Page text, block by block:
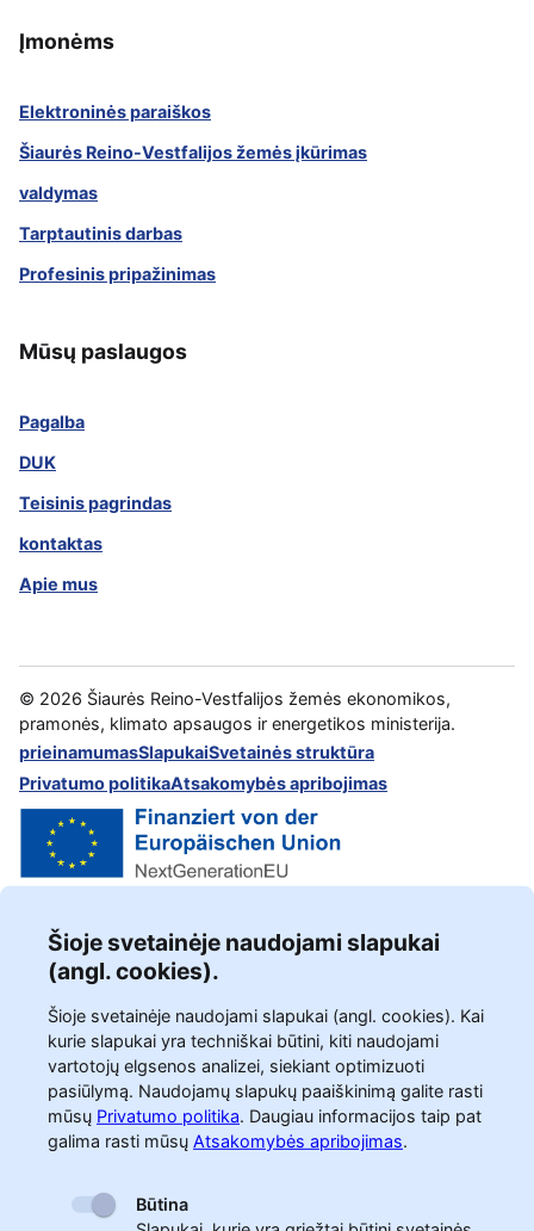
Įmonėms
Elektroninės paraiškos
Šiaurės Reino-Vestfalijos žemės įkūrimas
valdymas
Tarptautinis darbas
Profesinis pripažinimas
Mūsų paslaugos
Pagalba
DUK
Teisinis pagrindas
kontaktas
Apie mus
© 2026 Šiaurės Reino-Vestfalijos žemės ekonomikos,
pramonės, klimato apsaugos ir energetikos ministerija.
prieinamumasSlapukaiSvetainės struktūra
Privatumo politikaAtsakomybės apribojimas
Šioje svetainėje naudojami slapukai
(angl. cookies).
Šioje svetainėje naudojami slapukai (angl. cookies). Kai
kurie slapukai yra techniškai būtini, kiti naudojami
vartotojų elgsenos analizei, siekiant optimizuoti
pasiūlymą. Naudojamų slapukų paaiškinimą galite rasti
mūsų Privatumo politika. Daugiau informacijos taip pat
galima rasti mūsų Atsakomybės apribojimas.
Būtina